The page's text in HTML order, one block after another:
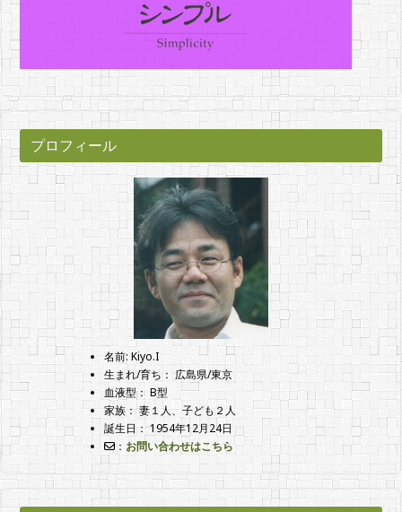
プロフィール
名前: Kiyo.I
生まれ/育ち： 広島県/東京
血液型： B型
家族： 妻１人、子ども２人
誕生日： 1954年12月24日
： お問い合わせはこちら